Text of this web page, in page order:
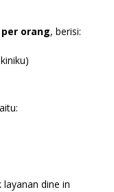
per orang, berisi:
dine in